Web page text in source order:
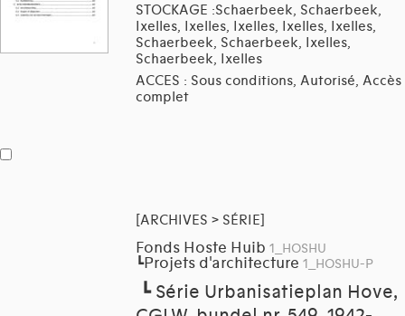
STOCKAGE :Schaerbeek, Schaerbeek,
Ixelles, Ixelles, Ixelles, Ixelles, Ixelles,
Schaerbeek, Schaerbeek, Ixelles,
Schaerbeek, Ixelles
ACCES : Sous conditions, Autorisé, Accès
complet
[ARCHIVES > SÉRIE]
Fonds Hoste Huib 1_HOSHU
┗Projets d'architecture 1_HOSHU-P
┗ Série Urbanisatieplan Hove,